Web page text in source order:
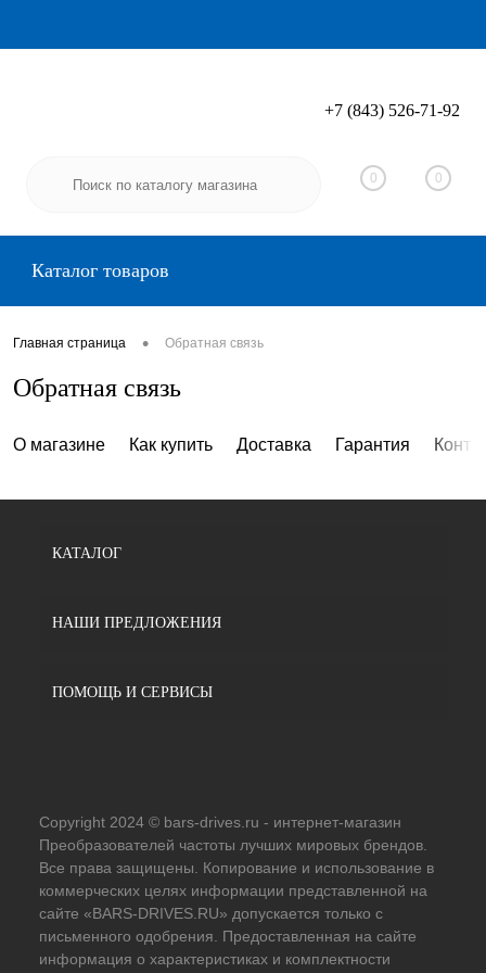
Вход Регистрация
+7 (843) 526-71-92
0 0
Каталог товаров
Главная страница • Обратная связь
Обратная связь
О магазине Как купить Доставка Гарантия
КАТАЛОГ
НАШИ ПРЕДЛОЖЕНИЯ
ПОМОЩЬ И СЕРВИСЫ
Copyright 2024 © bars-drives.ru - интернет-магазин
Преобразователей частоты лучших мировых брендов.
Все права защищены. Копирование и использование в
коммерческих целях информации представленной на
сайте «BARS-DRIVES.RU» допускается только с
письменного одобрения. Предоставленная на сайте
информация о характеристиках и комплектности